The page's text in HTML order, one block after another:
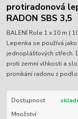
protiradonová
RADON SBS 3,5
BALENÍ Role 1 x 10 m (
Lepenka se používá
jednoplášťových střech.
proti zemní vlhkosti a
pronikání radonu z
Dostupnost
Množství